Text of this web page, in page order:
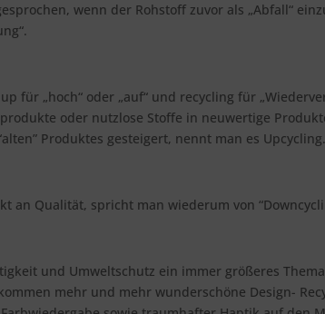
wenn der Rohstoff zuvor als „Abfall“
für „hoch“ oder „auf“ und recycling für
oder nutzlose Stoffe in neuwertige
Produktes gesteigert, nennt man es Upcycling.
an Qualität, spricht man wiederum von
und Umweltschutz ein immer größeres
mehr und mehr wunderschöne Design-